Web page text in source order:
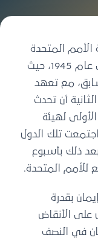
المتحدة
بالذكرى 75 لأول اجتماع لها عُقد في عام 1945، حيث
مع تعهد
أن تحدث
لهيئة
من 51 دولة، واجتمعت تلك الدول
ذلك بأسبوع
للأمم المتحدة.
بقدرة
على الأنقاض
في النصف